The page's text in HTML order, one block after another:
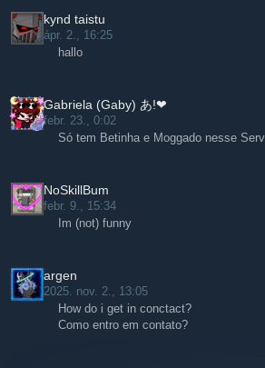
kynd taistu
ápr. 2., 16:25
hallo
Gabriela (Gaby) あ!❤
febr. 23., 0:02
Só tem Betinha e Moggado nesse
NoSkillBum
febr. 9., 15:34
Im (not) funny
argen
2025. nov. 2., 13:05
How do i get in conctact?
Como entro em contato?